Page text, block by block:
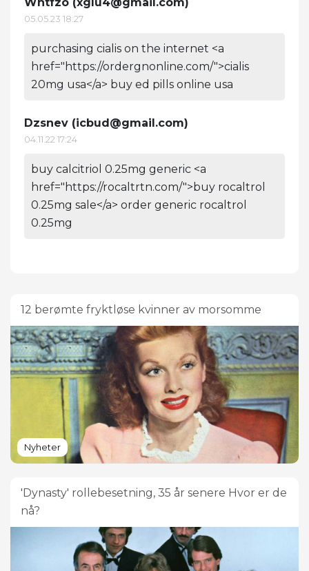
05.05.23 18:27
purchasing cialis on the internet <a
href="https://ordergnonline.com/">cialis
20mg usa</a> buy ed pills online usa
Dzsnev (icbud@gmail.com)
04.11.22 17:24
buy calcitriol 0.25mg generic <a
href="https://rocaltrtn.com/">buy rocaltrol
0.25mg sale</a> order generic rocaltrol
0.25mg
12 berømte fryktløse kvinner av morsomme
Nyheter
'Dynasty' rollebesetning, 35 år senere Hvor er de
nå?